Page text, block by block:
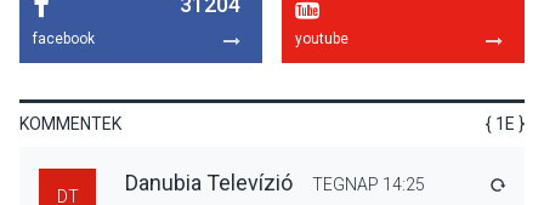
facebook youtube
KOMMENTEK { 1E }
DT
Danubia Televízió TEGNAP 14:25